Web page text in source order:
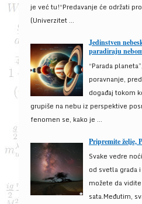
je već tu!“Predavanje će održati
(Univerzitet ...
Jedinstven
paradiraju
“Parada
poravnanje,
događaj tokom
grupiše na nebu iz perspektive
fenomen se, kako je ...
Pripremite želje,
Svake vedre
od svetla grada
možete da
sata.Međutim,